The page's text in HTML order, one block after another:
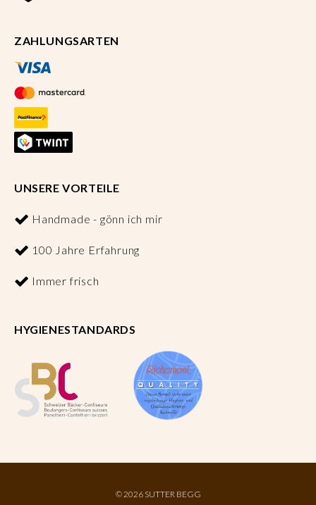
ZAHLUNGSARTEN
UNSERE VORTEILE
Handmade - gönn ich mir
100 Jahre Erfahrung
Immer frisch
HYGIENESTANDARDS
©2026 SUTTER BEGG